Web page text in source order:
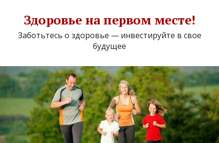
Здоровье на первом месте!
Заботьтесь о здоровье — инвестируйте в свое
будущее